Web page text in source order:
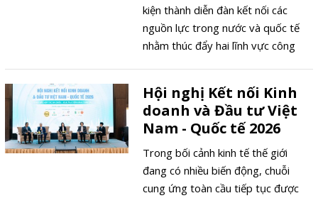
kiện thành diễn đàn kết nối các
nguồn lực trong nước và quốc tế
nhằm thúc đẩy hai lĩnh vực công
Hội nghị Kết nối Kinh
doanh và Đầu tư Việt
Nam - Quốc tế 2026
Trong bối cảnh kinh tế thế giới
đang có nhiều biến động, chuỗi
cung ứng toàn cầu tiếp tục được